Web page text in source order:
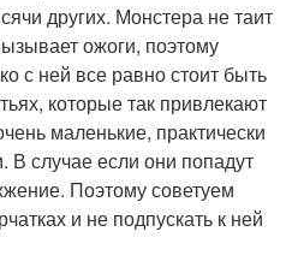
других. Монстера не таит
ожоги, поэтому
с ней все равно стоит быть
которые так привлекают
маленькие, практически
В случае если они попадут
Поэтому советуем
и не подпускать к ней